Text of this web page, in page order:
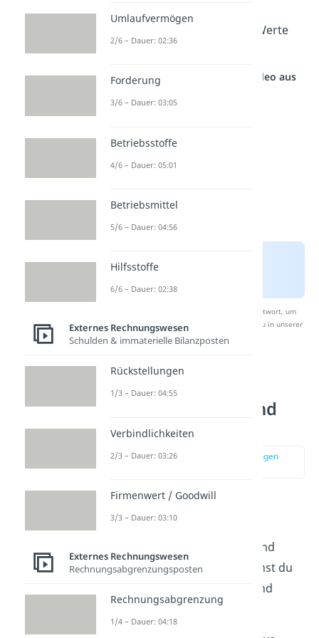
nachvollziehen, wie sich die Werte
Studyflix vernetzt: Hier ein Video aus
einem anderen Bereich
Nach Beantwortung speichern wir deine Antwort, um
Studyflix zu verbessern. Mehr dazu erfährst du in unserer
Datenschutzerklärung
Aufwandskonten,
Bestandskonten und
Erfolgskonten
zur Stelle im Video springen
In der Buchhaltung
unterscheidest
und
Erfolgskonten.Letztere kannst du
und
Ertragskonten
unterteilen.
Umlaufvermögen
2/6 – Dauer: 02:36
Forderung
3/6 – Dauer: 03:05
Betriebsstoffe
4/6 – Dauer: 05:01
Betriebsmittel
5/6 – Dauer: 04:56
Hilfsstoffe
6/6 – Dauer: 02:38
Externes Rechnungswesen
Schulden & immaterielle Bilanzposten
Rückstellungen
1/3 – Dauer: 04:55
Verbindlichkeiten
2/3 – Dauer: 03:26
Firmenwert / Goodwill
3/3 – Dauer: 03:10
Externes Rechnungswesen
Rechnungsabgrenzungsposten
Rechnungsabgrenzung
1/4 – Dauer: 04:18